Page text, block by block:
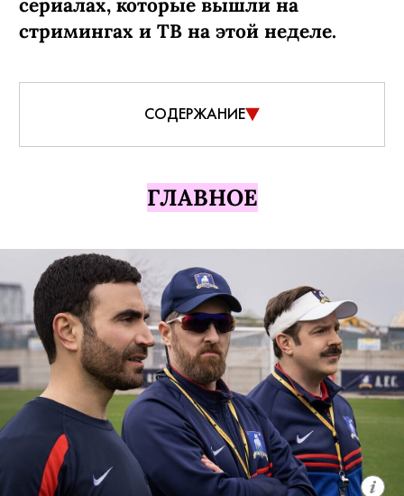
стримингах и ТВ на этой неделе.
СОДЕРЖАНИЕ
ГЛАВНОЕ